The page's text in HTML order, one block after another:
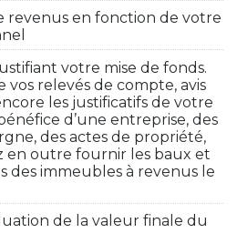
revenus en fonction de votre
votre mise de fonds.
relevés de compte, avis
les justificatifs de votre
d’une entreprise, des
des actes de propriété,
en outre fournir les baux et
des immeubles à revenus le
de la valeur finale du